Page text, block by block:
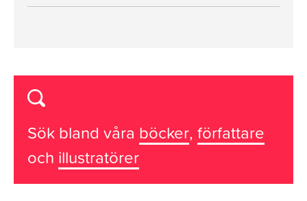
Sök bland våra böcker, författare
och illustratörer